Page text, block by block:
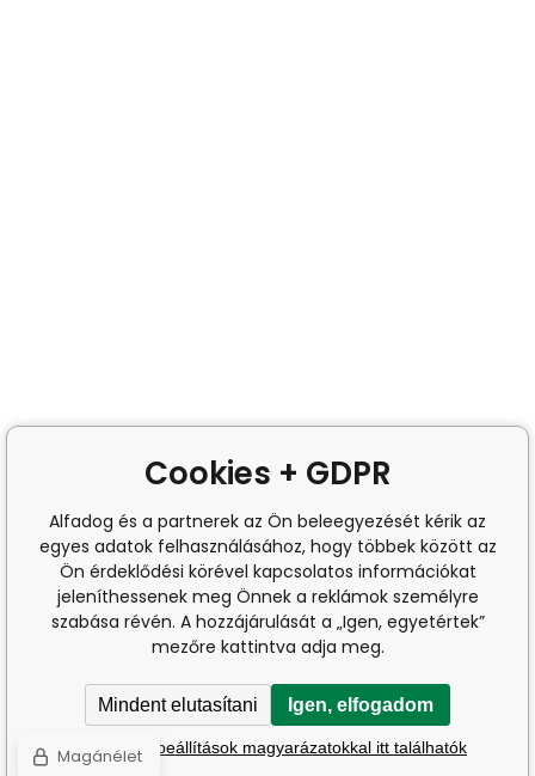
Cookies + GDPR
Alfadog és a partnerek az Ön beleegyezését kérik az
egyes adatok felhasználásához, hogy többek között az
Ön érdeklődési körével kapcsolatos információkat
jeleníthessenek meg Önnek a reklámok személyre
szabása révén. A hozzájárulását a „Igen, egyetértek”
mezőre kattintva adja meg.
Mindent elutasítani Igen, elfogadom
A részletes beállítások magyarázatokkal itt találhatók
Magánélet